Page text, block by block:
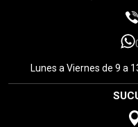
Lunes a Viernes de 9 a